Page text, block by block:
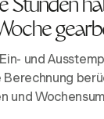
Stunden
und
Berechnung
und